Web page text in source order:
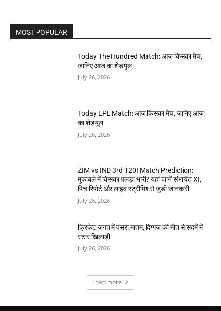
MOST POPULAR
Today The Hundred Match: आज किसका मैच,
जानिए आज का शेड्यूल
July 26, 2026
Today LPL Match: आज किसका मैच, जानिए आज
का शेड्यूल
July 26, 2026
ZIM vs IND 3rd T20I Match Prediction:
मुकाबले में किसका पलड़ा भारी? यहां जानें संभावित XI,
पिच रिपोर्ट और लाइव स्ट्रीमिंग से जुड़ी जानकारी
July 26, 2026
क्रिकेट जगत में पसरा मातम, दिग्गज की मौत से सदमें में
स्टार खिलाड़ी
July 26, 2026
Load more